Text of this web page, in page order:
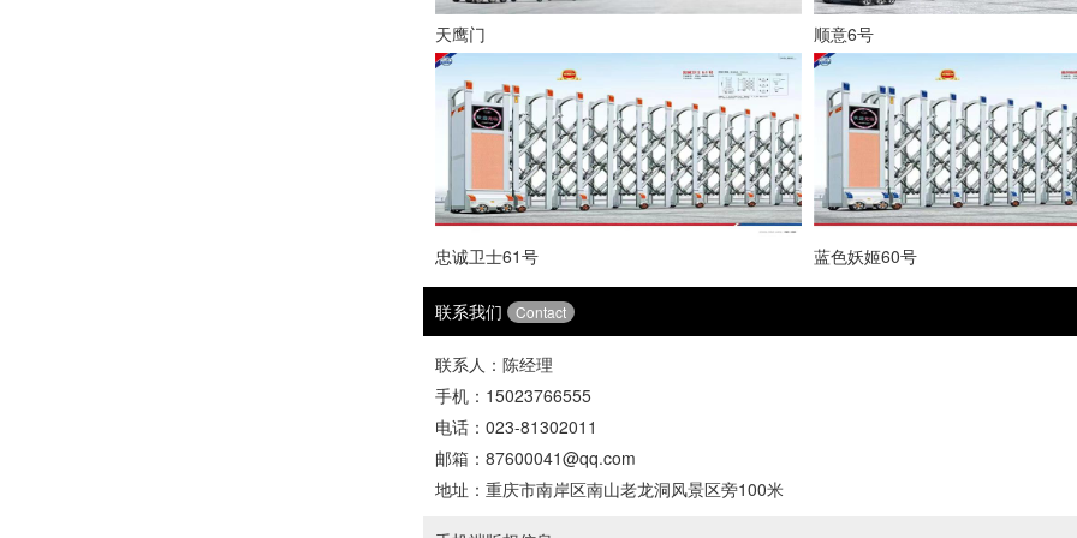
天鹰门 顺意6号
忠诚卫士61号 蓝色妖姬60号
联系我们 Contact
联系人：陈经理
手机：15023766555
电话：023-81302011
邮箱：87600041@qq.com
地址：重庆市南岸区南山老龙洞风景区旁100米